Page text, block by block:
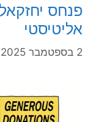
פנחס
אליטיסטי
2 בספטמבר 2025